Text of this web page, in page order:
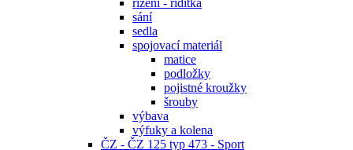
sání
sedla
spojovací materiál
matice
podložky
pojistné kroužky
šrouby
výbava
výfuky a kolena
ČZ - ČZ 125 typ 473 - Sport